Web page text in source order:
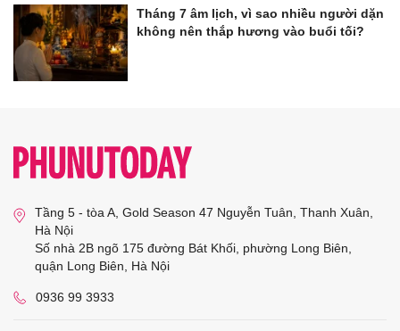
Tháng 7 âm lịch, vì sao nhiều người dặn
không nên thắp hương vào buổi tối?
Tầng 5 - tòa A, Gold Season 47 Nguyễn Tuân, Thanh Xuân,
Hà Nội
Số nhà 2B ngõ 175 đường Bát Khối, phường Long Biên,
quận Long Biên, Hà Nội
0936 99 3933